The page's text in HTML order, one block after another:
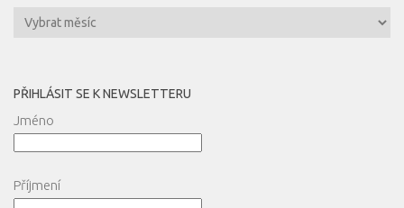
Archivy
PŘIHLÁSIT SE K NEWSLETTERU
Jméno
Příjmení